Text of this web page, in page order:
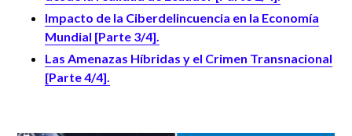
Impacto de la Ciberdelincuencia en la Economía
Mundial [Parte 3/4].
Las Amenazas Híbridas y el Crimen Transnacional
[Parte 4/4].